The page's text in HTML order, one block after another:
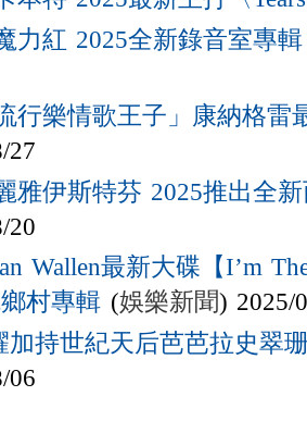
力紅 2025全新錄音室專
行樂情歌王子」康納格雷
27
雅伊斯特芬 2025推出全新
20
Wallen最新大碟【I’m
村專輯 (娛樂新聞) 2025/
加持世紀天后芭芭拉史翠
06